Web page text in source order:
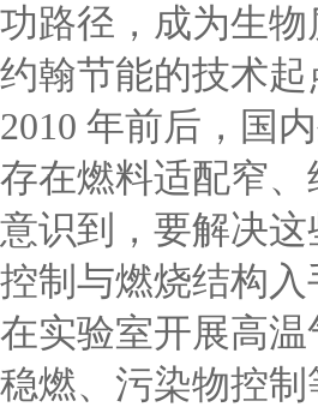
功路径，成为生
约翰节能的技术
2010 年前后，国
存在燃料适配窄
意识到，要解决
控制与燃烧结构
在实验室开展高
稳燃、污染物控